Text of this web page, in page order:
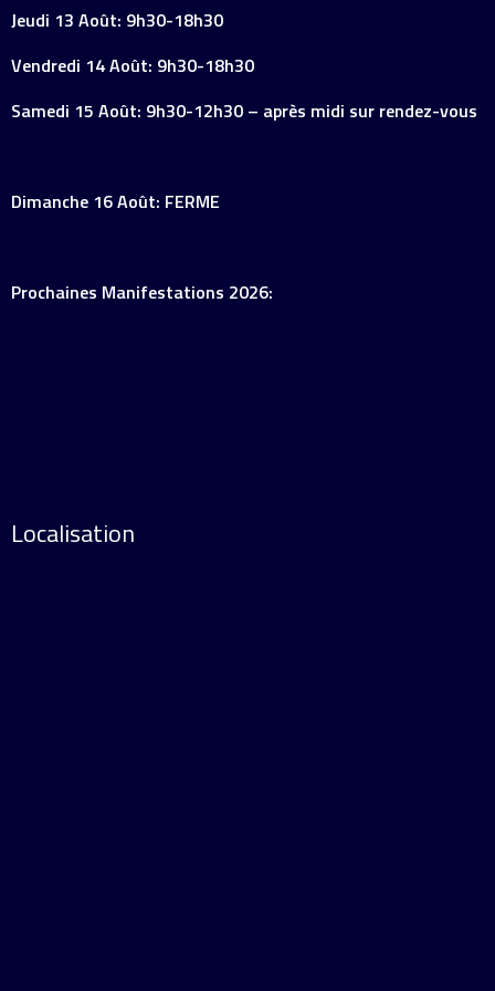
Jeudi 13 Août: 9h30-18h30
Vendredi 14 Août: 9h30-18h30
Samedi 15 Août: 9h30-12h30 – après midi sur rendez-vous
Dimanche 16 Août: FERME
Prochaines Manifestations 2026:
Localisation